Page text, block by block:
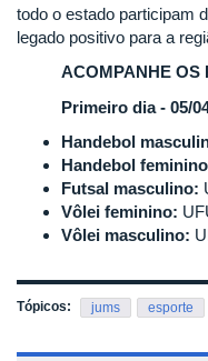
todo o estado participam
legado positivo para a
ACOMPANHE OS
Primeiro dia - 05/
Handebol
Handebol
Futsal masculino:
Vôlei feminino:
Vôlei masculino:
Tópicos: jums esporte